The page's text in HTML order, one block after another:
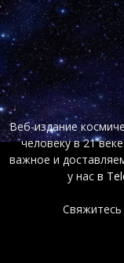
Веб-издание
человеку в 21
важное и
у нас в
Свяжитесь